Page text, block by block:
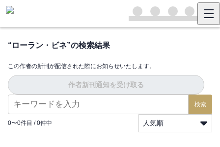
“ ローラン・ビネ”の検索結果
この作者の新刊が配信された際にお知らせいたします。
作者新刊通知を受け取る
検索
0〜0件目 / 0件中 人気順